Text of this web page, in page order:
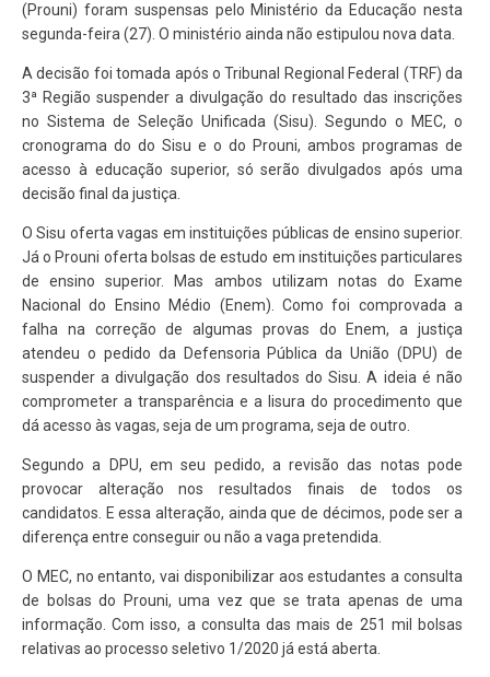
(Prouni) foram suspensas pelo Ministério da Educação nesta
segunda-feira (27). O ministério ainda não estipulou nova data.
A decisão foi tomada após o Tribunal Regional Federal (TRF) da
3ª Região suspender a divulgação do resultado das inscrições
no Sistema de Seleção Unificada (Sisu). Segundo o MEC, o
cronograma do do Sisu e o do Prouni, ambos programas de
acesso à educação superior, só serão divulgados após uma
decisão final da justiça.
O Sisu oferta vagas em instituições públicas de ensino superior.
Já o Prouni oferta bolsas de estudo em instituições particulares
de ensino superior. Mas ambos utilizam notas do Exame
Nacional do Ensino Médio (Enem). Como foi comprovada a
falha na correção de algumas provas do Enem, a justiça
atendeu o pedido da Defensoria Pública da União (DPU) de
suspender a divulgação dos resultados do Sisu. A ideia é não
comprometer a transparência e a lisura do procedimento que
dá acesso às vagas, seja de um programa, seja de outro.
Segundo a DPU, em seu pedido, a revisão das notas pode
provocar alteração nos resultados finais de todos os
candidatos. E essa alteração, ainda que de décimos, pode ser a
diferença entre conseguir ou não a vaga pretendida.
O MEC, no entanto, vai disponibilizar aos estudantes a consulta
de bolsas do Prouni, uma vez que se trata apenas de uma
informação. Com isso, a consulta das mais de 251 mil bolsas
relativas ao processo seletivo 1/2020 já está aberta.